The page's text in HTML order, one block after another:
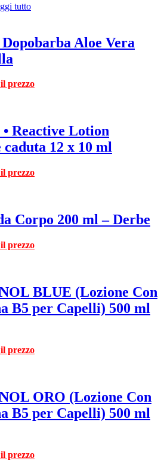
tutto
Aloe Vera
prezzo
Reactive Lotion
caduta 12 x 10 ml
prezzo
Corpo 200 ml – Derbe
prezzo
BLUE (Lozione Con
B5 per Capelli) 500 ml
prezzo
ORO (Lozione Con
B5 per Capelli) 500 ml
prezzo